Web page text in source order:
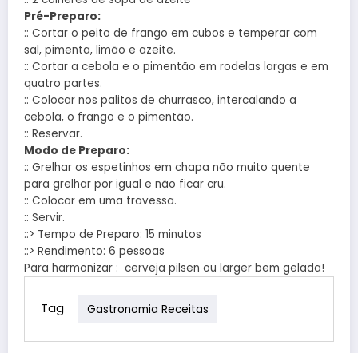
Pré-Preparo:
:: Cortar o peito de frango em cubos e temperar com
sal, pimenta, limão e azeite.
:: Cortar a cebola e o pimentão em rodelas largas e em
quatro partes.
:: Colocar nos palitos de churrasco, intercalando a
cebola, o frango e o pimentão.
:: Reservar.
Modo de Preparo:
:: Grelhar os espetinhos em chapa não muito quente
para grelhar por igual e não ficar cru.
:: Colocar em uma travessa.
:: Servir.
::> Tempo de Preparo: 15 minutos
::> Rendimento: 6 pessoas
Para harmonizar : cerveja pilsen ou larger bem gelada!
Tag Gastronomia Receitas